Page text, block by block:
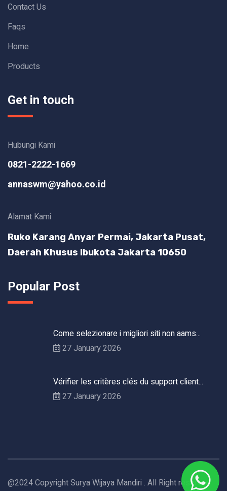
Contact Us
Faqs
Home
Products
Get in touch
Hubungi Kami
0821-2222-1669
annaswm@yahoo.co.id
Alamat Kami
Ruko Karang Anyar Permai, Jakarta Pusat,
Daerah Khusus Ibukota Jakarta 10650
Popular Post
Come selezionare i migliori siti non aams...
27 January 2026
Vérifier les critères clés du support client...
27 January 2026
@2024 Copyright Surya Wijaya Mandiri . All Right reserved.